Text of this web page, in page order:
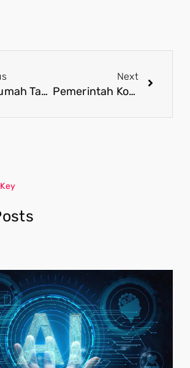
Dari Rumah Tak Layak ke Hunian Layak, Bedah Rumah Digenjot Besar-besaran
Next
Pemerintah Konsisten Benahi MBG, Tindak Tegas Dapur Tak Sesuai